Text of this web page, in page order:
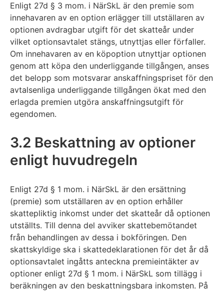
Enligt 27d § 3 mom. i NärSkL är den premie som
innehavaren av en option erlägger till utställaren av
optionen avdragbar utgift för det skatteår under
vilket optionsavtalet stängs, utnyttjas eller förfaller.
Om innehavaren av en köpoption utnyttjar optionen
genom att köpa den underliggande tillgången, anses
det belopp som motsvarar anskaffningspriset för den
avtalsenliga underliggande tillgången ökat med den
erlagda premien utgöra anskaffningsutgift för
egendomen.
3.2 Beskattning av optioner
enligt huvudregeln
Enligt 27d § 1 mom. i NärSkL är den ersättning
(premie) som utställaren av en option erhåller
skattepliktig inkomst under det skatteår då optionen
utställts. Till denna del avviker skattebemötandet
från behandlingen av dessa i bokföringen. Den
skattskyldige ska i skattedeklarationen för det år då
optionsavtalet ingåtts anteckna premieintäkter av
optioner enligt 27d § 1 mom. i NärSkL som tillägg i
beräkningen av den beskattningsbara inkomsten. På